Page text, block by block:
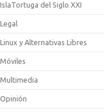
IslaTortuga del Siglo XXI
Legal
Linux y Alternativas Libres
Móviles
Multimedia
Opinión